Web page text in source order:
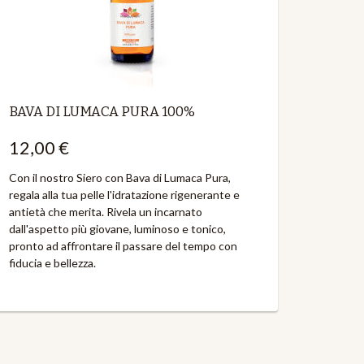
BAVA DI LUMACA PURA 100%
12,00 €
Con il nostro Siero con Bava di Lumaca Pura,
regala alla tua pelle l'idratazione rigenerante e
antietà che merita. Rivela un incarnato
dall'aspetto più giovane, luminoso e tonico,
pronto ad affrontare il passare del tempo con
fiducia e bellezza.